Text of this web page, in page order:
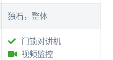
独石，整体
门锁对讲机
视频监控